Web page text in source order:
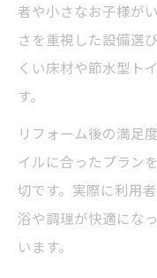
者や小さなお子様が
さを重視した設備選
くい床材や節水型ト
す。
リフォーム後の満足
イルに合ったプラン
切です。実際に利用
浴や調理が快適にな
います。